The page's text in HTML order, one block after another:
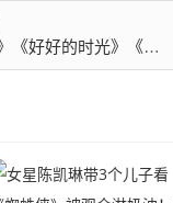
部剧冲击女主，胡歌杨紫双作品入围